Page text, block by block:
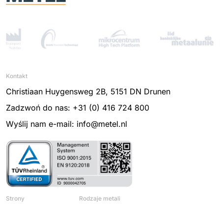
Kontakt
Christiaan Huygensweg 2B, 5151 DN Drunen
Zadzwoń do nas: +31 (0) 416 724 800
Wyślij nam e-mail: info@metel.nl
Strony Rodzaje metali